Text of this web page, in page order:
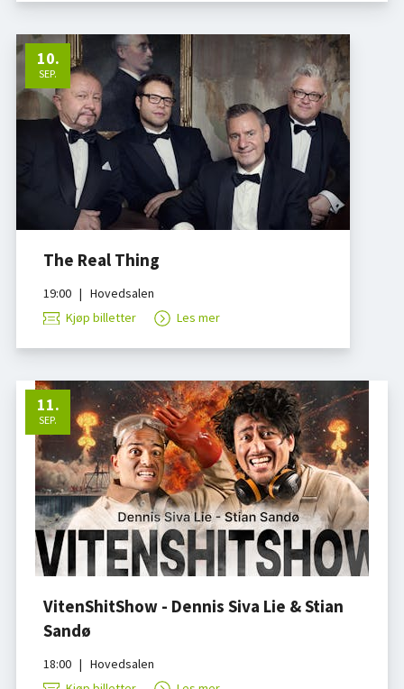
10.
SEP.
The Real Thing
19:00 | Hovedsalen
Kjøp billetter
Les mer
11.
SEP.
VitenShitShow - Dennis Siva Lie & Stian
Sandø
18:00 | Hovedsalen